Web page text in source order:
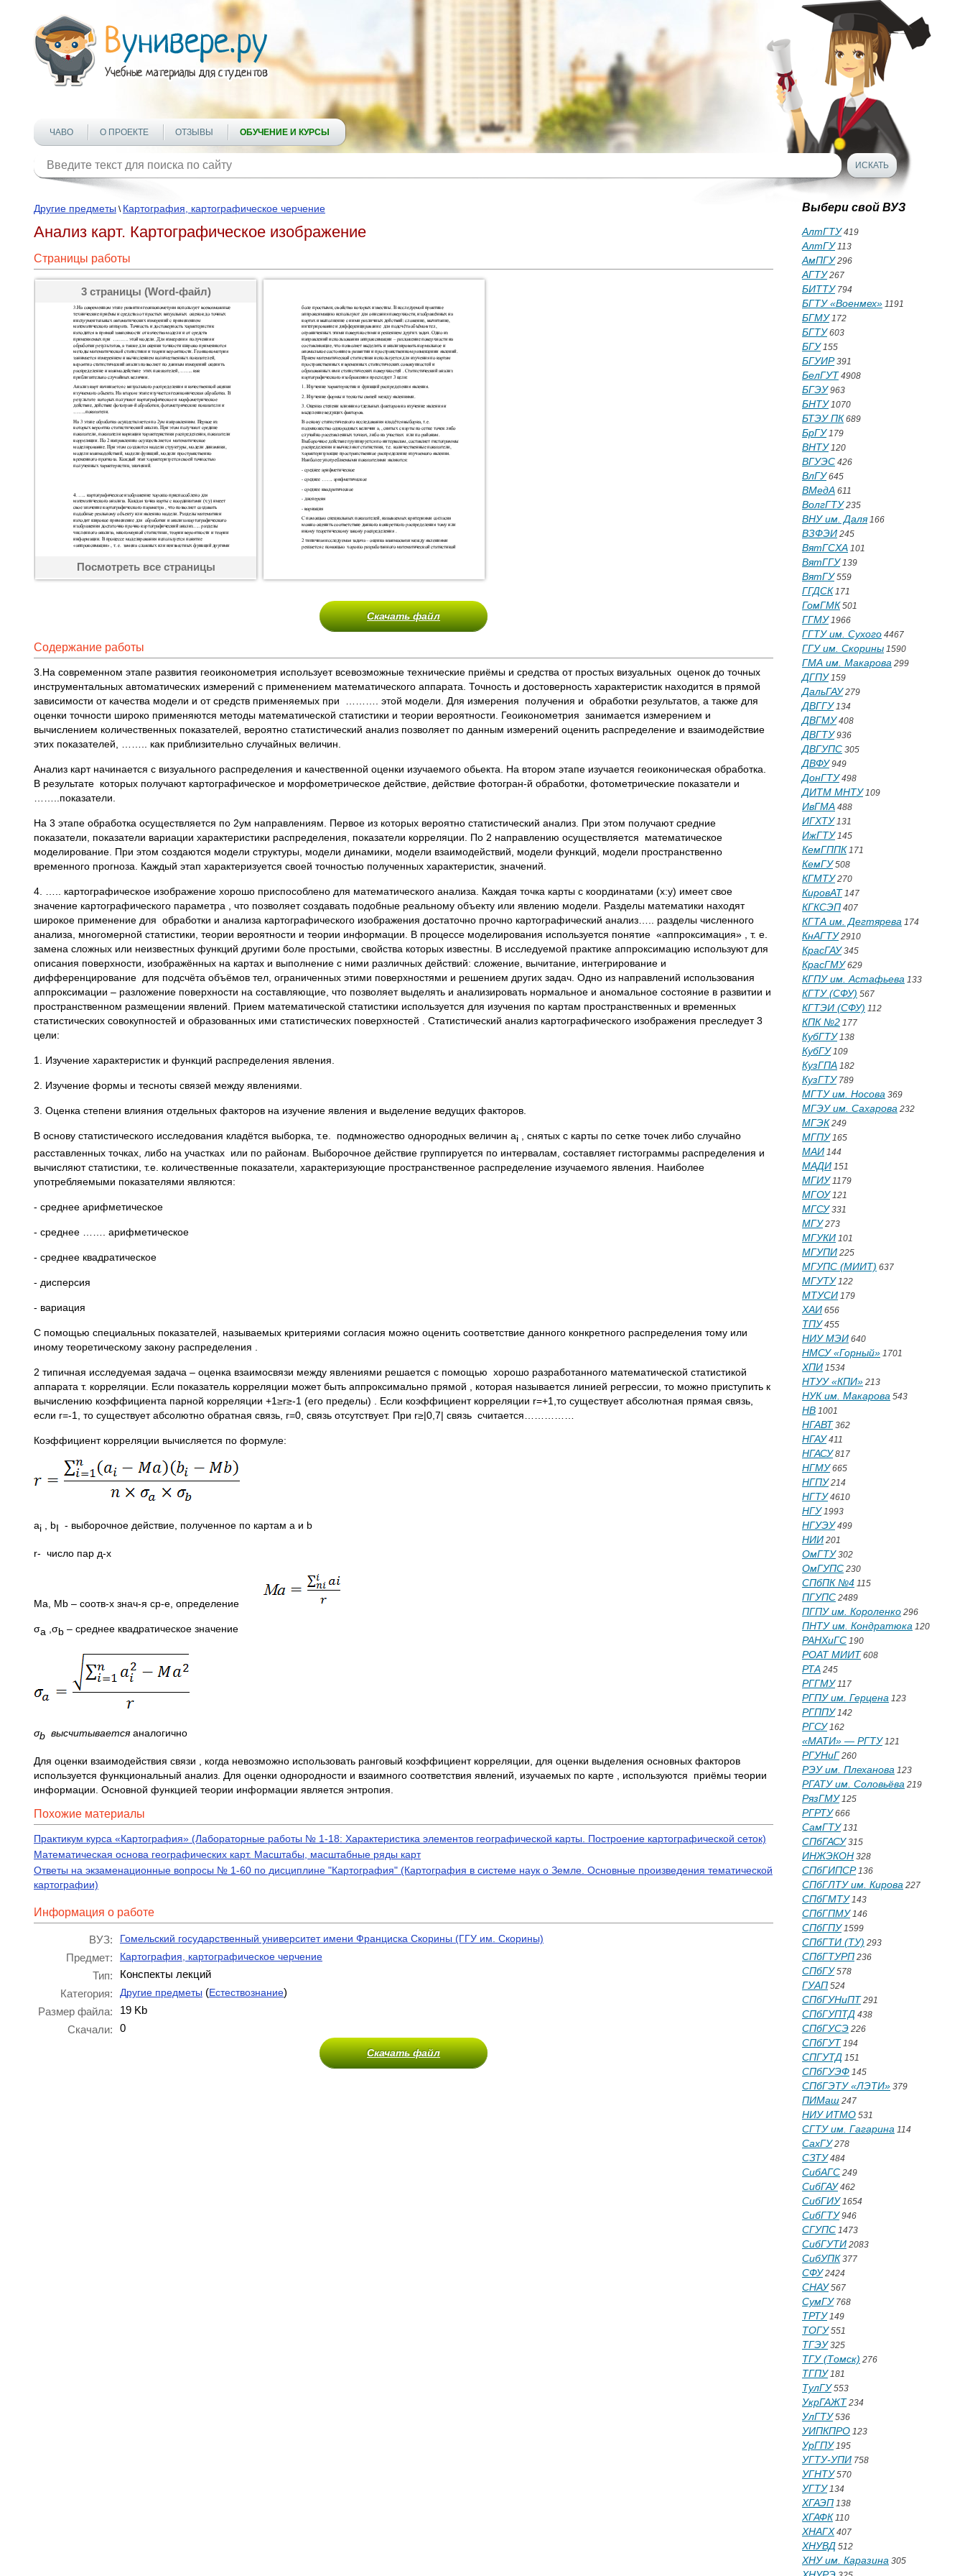
ЧАВО О ПРОЕКТЕ ОТЗЫВЫ ОБУЧЕНИЕ И КУРСЫ
Другие предметы \ Картография, картографическое черчение
Анализ карт. Картографическое изображение
Страницы работы
3 страницы (Word-файл)
Посмотреть все страницы
Скачать файл
Содержание работы
3.На современном этапе развития геоиконометрия использует всевозможные технические приёмы и средства от простых визуальных оценок до точных
инструментальных автоматических измерений с применением математического аппарата. Точность и достоверность характеристик находится в прямой
зависимости от качества модели и от средств применяемых при ………. этой модели. Для измерения получения и обработки результатов, а также для
оценки точности широко применяются методы математической статистики и теории вероятности. Геоиконометрия занимается измерением и
вычислением количественных показателей, вероятно статистический анализ позволяет по данным измерений оценить распределение и взаимодействие
этих показателей, …….. как приблизительно случайных величин.
Анализ карт начинается с визуального распределения и качественной оценки изучаемого обьекта. На втором этапе изучается геоиконическая обработка.
В результате которых получают картографическое и морфометрическое действие, действие фотогран-й обработки, фотометрические показатели и
……..показатели.
На 3 этапе обработка осуществляется по 2ум направлениям. Первое из которых вероятно статистический анализ. При этом получают средние
показатели, показатели вариации характеристики распределения, показатели корреляции. По 2 направлению осуществляется математическое
моделирование. При этом создаются модели структуры, модели динамики, модели взаимодействий, модели функций, модели пространственно
временного прогноза. Каждый этап характеризуется своей точностью полученных характеристик, значений.
4. ….. картографическое изображение хорошо приспособлено для математического анализа. Каждая точка карты с координатами (х:у) имеет свое
значение картографического параметра , что позволяет создавать подобные реальному объекту или явлению модели. Разделы математики находят
широкое применение для обработки и анализа картографического изображения достаточно прочно картографический анализ….. разделы численного
анализа, многомерной статистики, теории вероятности и теории информации. В процессе моделирования используется понятие «аппроксимация» , т. е.
замена сложных или неизвестных функций другими боле простыми, свойства которых известны. В исследуемой практике аппроксимацию используют для
описания поверхности, изображённых на картах и выполнение с ними различных действий: сложение, вычитание, интегрирование и
дифференцирование для подсчёта объёмов тел, ограниченных этими поверхностями и решением других задач. Одно из направлений использования
аппроксимации – разложение поверхности на составляющие, что позволяет выделять и анализировать нормальное и аномальное состояние в развитии и
пространственном размещении явлений. Прием математической статистики используется для изучения по картам пространственных и временных
статистических совокупностей и образованных ими статистических поверхностей . Статистический анализ картографического изображения преследует 3
цели:
1. Изучение характеристик и функций распределения явления.
2. Изучение формы и тесноты связей между явлениями.
3. Оценка степени влияния отдельных факторов на изучение явления и выделение ведущих факторов.
В основу статистического исследования кладётся выборка, т.е. подмножество однородных величин аi , снятых с карты по сетке точек либо случайно
расставленных точках, либо на участках или по районам. Выборочное действие группируется по интервалам, составляет гистограммы распределения и
вычисляют статистики, т.е. количественные показатели, характеризующие пространственное распределение изучаемого явления. Наиболее
употребляемыми показателями являются:
- среднее арифметическое
- среднее ……. арифметическое
- среднее квадратическое
- дисперсия
- вариация
С помощью специальных показателей, называемых критериями согласия можно оценить соответствие данного конкретного распределения тому или
иному теоретическому закону распределения .
2 типичная исследуемая задача – оценка взаимосвязи между явлениями решается с помощью хорошо разработанного математической статистикой
аппарата т. корреляции. Если показатель корреляции может быть аппроксимально прямой , которая называется линией регрессии, то можно приступить к
вычислению коэффициента парной корреляции +1≥r≥-1 (его пределы) . Если коэффициент корреляции r=+1,то существует абсолютная прямая связь,
если r=-1, то существует абсолютно обратная связь, r=0, связь отсутствует. При r≥|0,7| связь считается……………
Коэффициент корреляции вычисляется по формуле:
ai , bI - выборочное действие, полученное по картам a и b
r- число пар д-х
Ma, Mb – соотв-х знач-я ср-е, определение
σa ,σb – среднее квадратическое значение
σb высчитываетсяаналогично
Для оценки взаимодействия связи , когда невозможно использовать ранговый коэффициент корреляции, для оценки выделения основных факторов
используется функциональный анализ. Для оценки однородности и взаимного соответствия явлений, изучаемых по карте , используются приёмы теории
информации. Основной функцией теории информации является энтропия.
Похожие материалы
Практикум курса «Картография» (Лабораторные работы № 1-18: Характеристика элементов географической карты. Построение картографической сеток)
Математическая основа географических карт. Масштабы, масштабные ряды карт
Ответы на экзаменационные вопросы № 1-60 по дисциплине "Картография" (Картография в системе наук о Земле. Основные произведения тематической
картографии)
Информация о работе
ВУЗ: Гомельский государственный университет имени Франциска Скорины (ГГУ им. Скорины)
Предмет: Картография, картографическое черчение
Тип:
Конспекты лекций
Категория:
Другие предметы (Естествознание)
Размер файла:
19 Kb
Скачали:
0
Скачать файл
Выбери свой ВУЗ
АлтГТУ419
АлтГУ113
АмПГУ296
АГТУ267
БИТТУ794
БГТУ «Военмех» 1191
БГМУ172
БГТУ603
БГУ155
БГУИР391
БелГУТ 4908
БГЭУ963
БНТУ1070
БТЭУ ПК 689
БрГУ179
ВНТУ120
ВГУЭС 426
ВлГУ645
ВМедА 611
ВолгГТУ235
ВНУ им. Даля166
ВЗФЭИ 245
ВятГСХА 101
ВятГГУ139
ВятГУ559
ГГДСК 171
ГомГМК 501
ГГМУ1966
ГГТУ им. Сухого 4467
ГГУ им. Скорины 1590
ГМА им. Макарова 299
ДГПУ159
ДальГАУ279
ДВГГУ134
ДВГМУ408
ДВГТУ936
ДВГУПС 305
ДВФУ949
ДонГТУ498
ДИТМ МНТУ109
ИвГМА 488
ИГХТУ131
ИжГТУ145
КемГППК 171
КемГУ508
КГМТУ270
КировАТ 147
КГКСЭП 407
КГТА им. Дегтярева 174
КнАГТУ2910
КрасГАУ345
КрасГМУ629
КГПУ им. Астафьева 133
КГТУ (СФУ) 567
КГТЭИ (СФУ) 112
КПК №2 177
КубГТУ138
КубГУ109
КузГПА 182
КузГТУ789
МГТУ им. Носова 369
МГЭУ им. Сахарова 232
МГЭК 249
МГПУ165
МАИ 144
МАДИ 151
МГИУ1179
МГОУ121
МГСУ331
МГУ273
МГУКИ 101
МГУПИ 225
МГУПС (МИИТ) 637
МГУТУ122
МТУСИ 179
ХАИ 656
ТПУ455
НИУ МЭИ 640
НМСУ «Горный» 1701
ХПИ 1534
НТУУ «КПИ» 213
НУК им. Макарова 543
НВ 1001
НГАВТ 362
НГАУ411
НГАСУ817
НГМУ665
НГПУ214
НГТУ4610
НГУ1993
НГУЭУ499
НИИ 201
ОмГТУ302
ОмГУПС 230
СПбПК №4 115
ПГУПС 2489
ПГПУ им. Короленко 296
ПНТУ им. Кондратюка 120
РАНХиГС 190
РОАТ МИИТ 608
РТА 245
РГГМУ117
РГПУ им. Герцена 123
РГППУ142
РГСУ162
«МАТИ» — РГТУ121
РГУНиГ 260
РЭУ им. Плеханова 123
РГАТУ им. Соловьёва 219
РязГМУ125
РГРТУ666
СамГТУ131
СПбГАСУ315
ИНЖЭКОН 328
СПбГИПСР136
СПбГЛТУ им. Кирова 227
СПбГМТУ143
СПбГПМУ146
СПбГПУ1599
СПбГТИ (ТУ) 293
СПбГТУРП 236
СПбГУ578
ГУАП 524
СПбГУНиПТ 291
СПбГУПТД 438
СПбГУСЭ 226
СПбГУТ 194
СПГУТД 151
СПбГУЭФ 145
СПбГЭТУ «ЛЭТИ» 379
ПИМаш 247
НИУ ИТМО 531
СГТУ им. Гагарина 114
СахГУ278
СЗТУ484
СибАГС 249
СибГАУ462
СибГИУ1654
СибГТУ946
СГУПС 1473
СибГУТИ 2083
СибУПК 377
СФУ2424
СНАУ567
СумГУ768
ТРТУ149
ТОГУ551
ТГЭУ325
ТГУ (Томск) 276
ТГПУ181
ТулГУ553
УкрГАЖТ 234
УлГТУ536
УИПКПРО 123
УрГПУ195
УГТУ-УПИ 758
УГНТУ570
УГТУ134
ХГАЭП 138
ХГАФК 110
ХНАГХ 407
ХНУВД 512
ХНУ им. Каразина 305